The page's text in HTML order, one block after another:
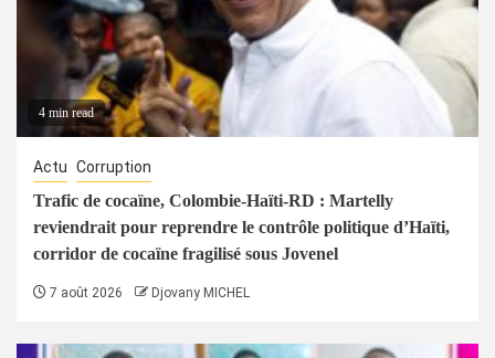
4 min read
Actu Corruption
Trafic de cocaïne, Colombie-Haïti-RD : Martelly
reviendrait pour reprendre le contrôle politique d’Haïti,
corridor de cocaïne fragilisé sous Jovenel
7 août 2026 Djovany MICHEL